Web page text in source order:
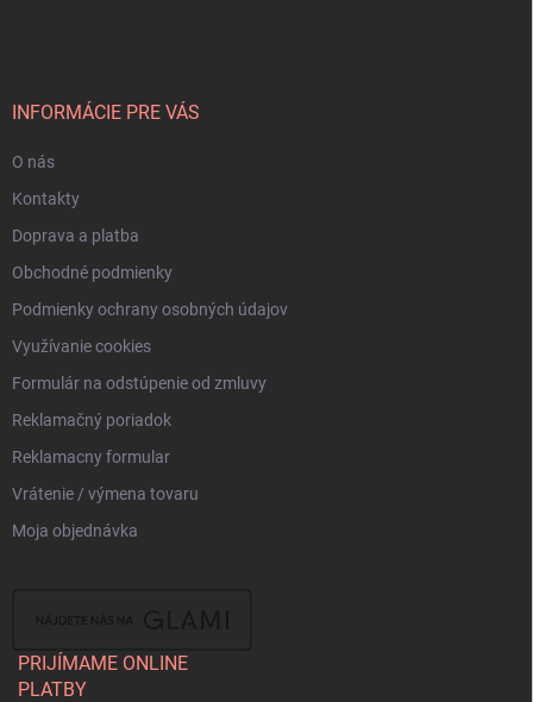
INFORMÁCIE PRE VÁS
O nás
Kontakty
Doprava a platba
Obchodné podmienky
Podmienky ochrany osobných údajov
Využívanie cookies
Formulár na odstúpenie od zmluvy
Reklamačný poriadok
Reklamacny formular
Vrátenie / výmena tovaru
Moja objednávka
PRIJÍMAME ONLINE
PLATBY